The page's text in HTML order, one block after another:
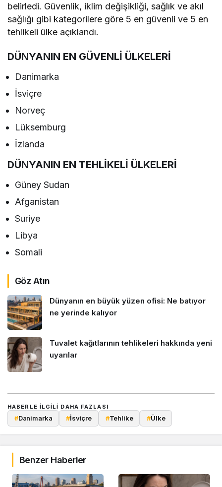
belirledi. Güvenlik, iklim değişikliği, sağlık ve akıl
sağlığı gibi kategorilere göre 5 en güvenli ve 5 en
tehlikeli ülke açıklandı.
DÜNYANIN EN GÜVENLİ ÜLKELERİ
Danimarka
İsviçre
Norveç
Lüksemburg
İzlanda
DÜNYANIN EN TEHLİKELİ ÜLKELERİ
Güney Sudan
Afganistan
Suriye
Libya
Somali
Göz Atın
Dünyanın en büyük yüzen ofisi: Ne batıyor
ne yerinde kalıyor
Tuvalet kağıtlarının tehlikeleri hakkında yeni
uyarılar
HABERLE ILGILI DAHA FAZLASI
#Danimarka #İsviçre #Tehlike #Ülke
Benzer Haberler